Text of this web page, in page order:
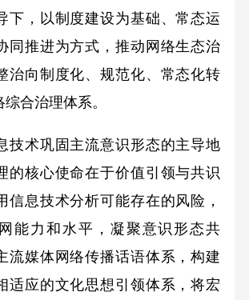
下，以制度建设为基础、常态运
同推进为方式，推动网络生态治
治向制度化、规范化、常态化转
合治理体系。
术巩固主流意识形态的主导地
的核心使命在于价值引领与共识
信息技术分析可能存在的风险，
能力和水平，凝聚意识形态共
流媒体网络传播话语体系，构建
适应的文化思想引领体系，将宏